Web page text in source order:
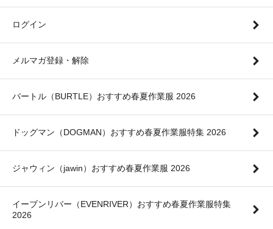
ログイン
メルマガ登録・解除
バートル（BURTLE）おすすめ春夏作業服 2026
ドッグマン（DOGMAN）おすすめ春夏作業服特集 2026
ジャウィン（jawin）おすすめ春夏作業服 2026
イーブンリバー（EVENRIVER）おすすめ春夏作業服特集
2026